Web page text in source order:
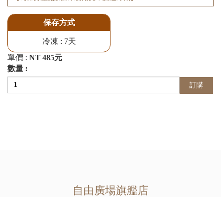
保存方式
冷凍 : 7天
單價 : NT 485元
數量 :
訂購
自由廣場旗艦店